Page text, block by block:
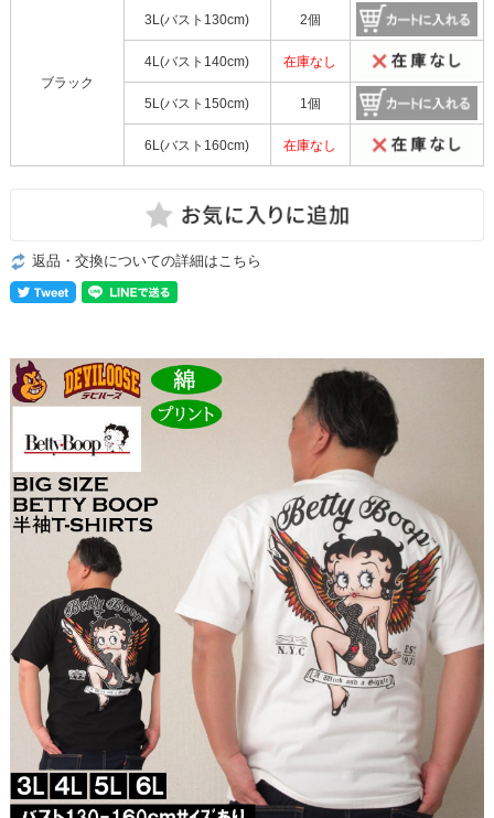
ブラック
3L(バスト130cm) 2個
4L(バスト140cm) 在庫なし
5L(バスト150cm) 1個
6L(バスト160cm) 在庫なし
返品・交換についての詳細はこちら